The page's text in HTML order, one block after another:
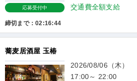
応募受付中
交通費全額支給
締切まで：02:16:43
蕎麦居酒屋 玉椿
2026/08/06（木）
17:00～ 22:00